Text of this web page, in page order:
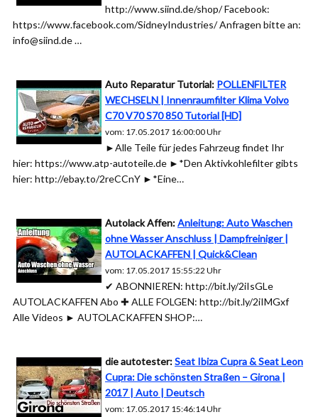
http://www.siind.de/shop/ Facebook:
https://www.facebook.com/SidneyIndustries/ Anfragen bitte an:
info@siind.de …
Auto Reparatur Tutorial: POLLENFILTER
WECHSELN | Innenraumfilter Klima Volvo
C70 V70 S70 850 Tutorial [HD]
vom: 17.05.2017 16:00:00 Uhr
►Alle Teile für jedes Fahrzeug findet Ihr
hier: https://www.atp-autoteile.de ►*Den Aktivkohlefilter gibts
hier: http://ebay.to/2reCCnY ►*Eine…
Autolack Affen:Anleitung: Auto Waschen
ohne Wasser Anschluss | Dampfreiniger |
AUTOLACKAFFEN | Quick&Clean
vom: 17.05.2017 15:55:22 Uhr
✔ ABONNIEREN: http://bit.ly/2iIsGLe
AUTOLACKAFFEN Abo ✚ ALLE FOLGEN: http://bit.ly/2iIMGxf
Alle Videos ► AUTOLACKAFFEN SHOP:…
die autotester:Seat Ibiza Cupra & Seat Leon
Cupra: Die schönsten Straßen – Girona |
2017 | Auto | Deutsch
vom: 17.05.2017 15:46:14 Uhr